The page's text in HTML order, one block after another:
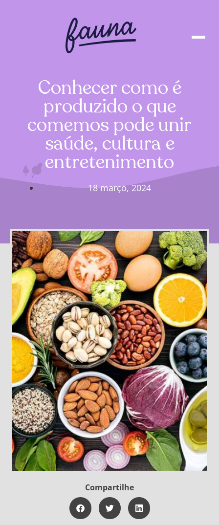
Conhecer como é
produzido o que
comemos pode unir
saúde, cultura e
entretenimento
18 março, 2024
Compartilhe